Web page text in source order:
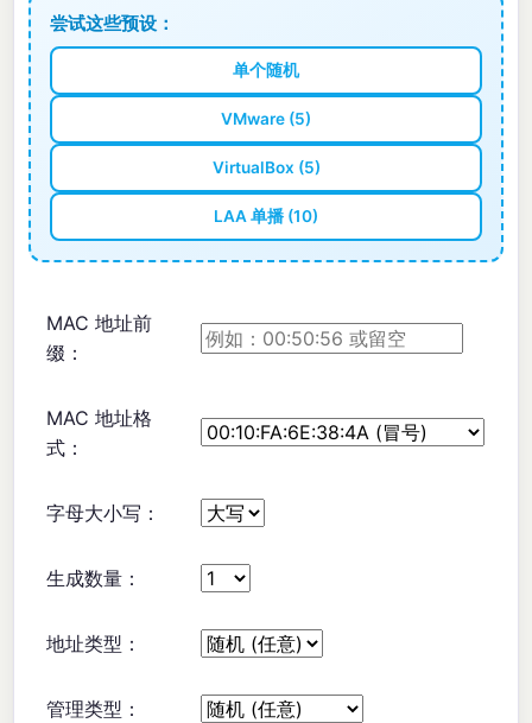
尝试这些预设：
单个随机
VMware (5)
VirtualBox (5)
LAA 单播 (10)
MAC 地址前
缀：
MAC 地址格
式：
字母大小写：
生成数量：
地址类型：
管理类型：